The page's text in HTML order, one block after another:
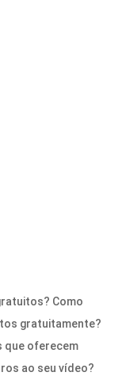
Como
gratuitamente?
que oferecem
ao seu vídeo?